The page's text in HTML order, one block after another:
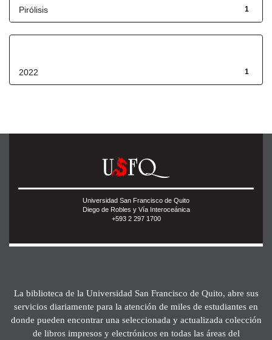
1
Pirólisis
1
2022
Universidad San Francisco de Quito
Diego de Robles y Vía Interoceánica
+593 2 297 1700
La biblioteca de la Universidad San Francisco de Quito, abre sus
servicios diariamente para la atención de miles de estudiantes en
donde pueden encontrar una seleccionada y actualizada colección
de libros impresos y electrónicos en todas las áreas del